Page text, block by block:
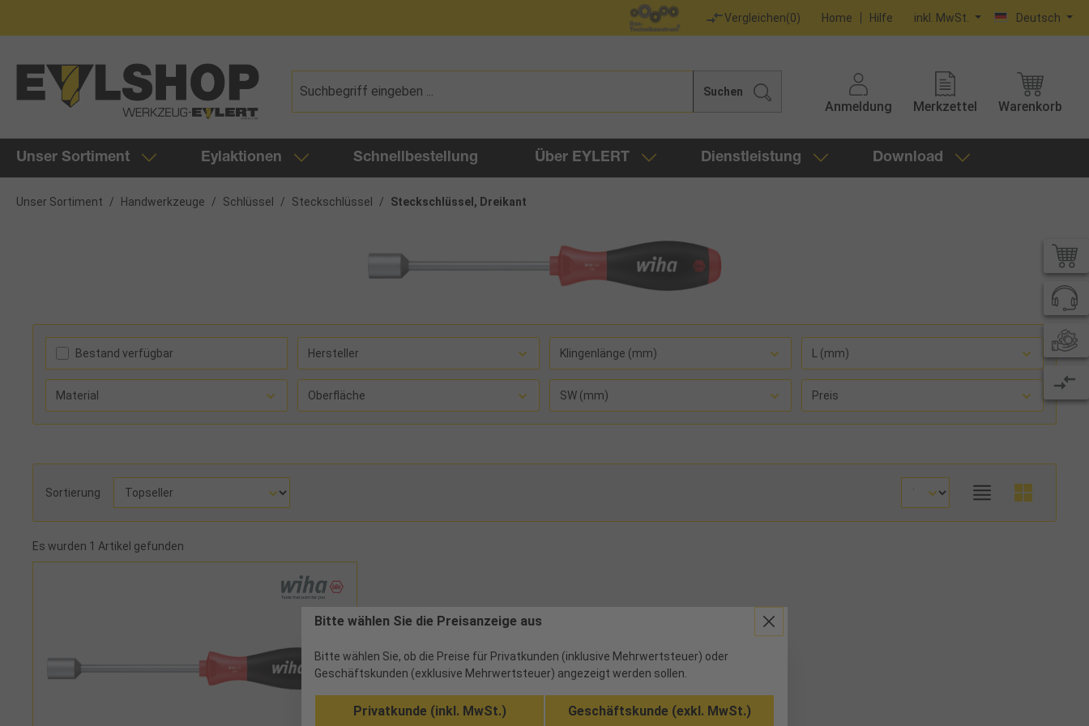
Vergleichen(0) Home Hilfe inkl. MwSt. Deutsch
Suchen
Anmeldung Merkzettel Warenkorb
Unser Sortiment Eylaktionen Schnellbestellung Über EYLERT Dienstleistung Download
Unser Sortiment / Handwerkzeuge / Schlüssel / Steckschlüssel / Steckschlüssel, Dreikant
Bestand verfügbar Hersteller Klingenlänge (mm) L (mm)
Material Oberfläche SW (mm) Preis
Sortierung
Es wurden 1 Artikel gefunden
Bitte wählen Sie die Preisanzeige aus
Bitte wählen Sie, ob die Preise für Privatkunden (inklusive Mehrwertsteuer) oder
Geschäftskunden (exklusive Mehrwertsteuer) angezeigt werden sollen.
Privatkunde (inkl. MwSt.) Geschäftskunde (exkl. MwSt.)